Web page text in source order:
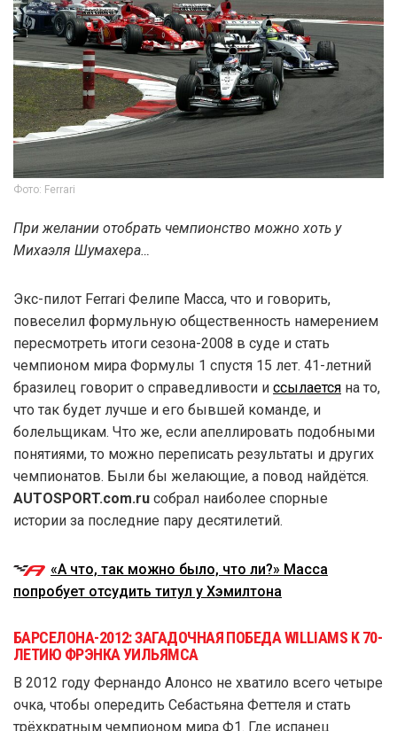
Фото: Ferrari
При желании отобрать чемпионство можно хоть у
Михаэля Шумахера…
Экс-пилот Ferrari Фелипе Масса, что и говорить,
повеселил формульную общественность намерением
пересмотреть итоги сезона-2008 в суде и стать
чемпионом мира Формулы 1 спустя 15 лет. 41-летний
бразилец говорит о справедливости и ссылается на то,
что так будет лучше и его бывшей команде, и
болельщикам. Что же, если апеллировать подобными
понятиями, то можно переписать результаты и других
чемпионатов. Были бы желающие, а повод найдётся.
AUTOSPORT.com.ru собрал наиболее спорные
истории за последние пару десятилетий.
«А что, так можно было, что ли?» Масса
попробует отсудить титул у Хэмилтона
БАРСЕЛОНА-2012: ЗАГАДОЧНАЯ ПОБЕДА WILLIAMS К 70-
ЛЕТИЮ ФРЭНКА УИЛЬЯМСА
В 2012 году Фернандо Алонсо не хватило всего четыре
очка, чтобы опередить Себастьяна Феттеля и стать
трёхкратным чемпионом мира Ф1. Где испанец